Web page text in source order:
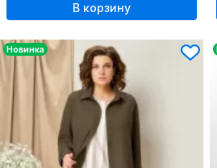
В корзину
Новинка